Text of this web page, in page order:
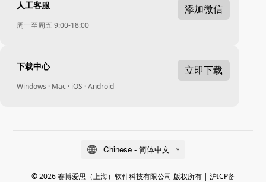
人工客服
周一至周五 9:00-18:00
添加微信
下载中心
Windows · Mac · iOS · Android
立即下载
Chinese - 简体中文
© 2026 赛博爱思（上海）软件科技有限公司 版权所有 | 沪ICP备